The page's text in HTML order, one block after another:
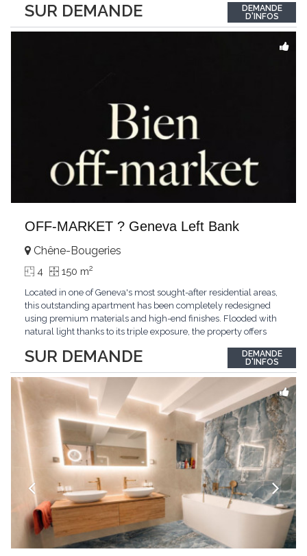
SUR DEMANDE
ArchitekturKLARTEXT: Grosszügig, sonnig und kompromisslos
hochwertig mit Logenplatz.Interessiert?...
DEMANDE
D'INFOS
OFF-MARKET ? Geneva Left Bank
SUR DEMANDE
Chêne-Bougeries
4 150 m2
Located in one of Geneva's most sought-after residential areas,
this outstanding apartment has been completely redesigned
using premium materials and high-end finishes. Flooded with
natural light thanks to its triple exposure, the property offers
master suite, elegant reception areas, and a spacious terrace
overlooking a peaceful and green...
DEMANDE
D'INFOS